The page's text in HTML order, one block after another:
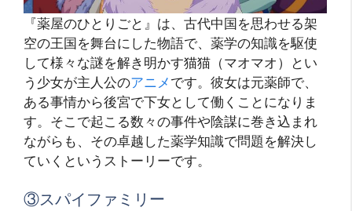
『薬屋のひとりごと』は、古代中国を思わせる架
空の王国を舞台にした物語で、薬学の知識を駆使
して様々な謎を解き明かす猫猫（マオマオ）とい
う少女が主人公のアニメです。彼女は元薬師で、
ある事情から後宮で下女として働くことになりま
す。そこで起こる数々の事件や陰謀に巻き込まれ
ながらも、その卓越した薬学知識で問題を解決し
ていくというストーリーです。
③スパイファミリー